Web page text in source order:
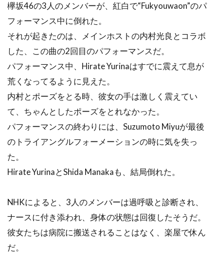
欅坂46の3人のメンバーが、紅白で“Fukyouwaon”のパ
フォーマンス中に倒れた。
それが起きたのは、メインホストの内村光良とコラボ
した、この曲の2回目のパフォーマンスだ。
パフォーマンス中、Hirate Yurinaはすでに震えて息が
荒くなってるように見えた。
内村とポーズをとる時、彼女の手は激しく震えてい
て、ちゃんとしたポーズをとれなかった。
パフォーマンスの終わりには、Suzumoto Miyuが最後
のトライアングルフォーメーションの時に気を失っ
た。
Hirate YurinaとShida Manakaも、結局倒れた。
NHKによると、3人のメンバーは過呼吸と診断され、
ナースに付き添われ、身体の状態は回復したそうだ。
彼女たちは病院に搬送されることはなく、楽屋で休ん
だ。